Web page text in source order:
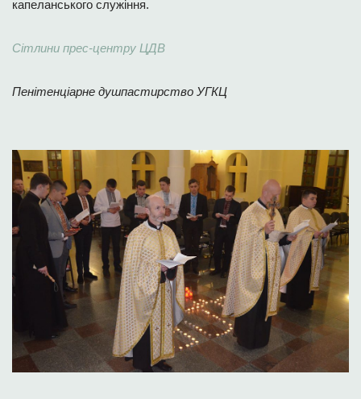
капеланського служіння.
Сітлини прес-центру ЦДВ
Пенітенціарне душпастирство УГКЦ